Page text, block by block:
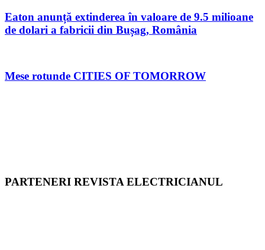
Eaton anunță extinderea în valoare de 9.5 milioane
de dolari a fabricii din Bușag, România
Mese rotunde CITIES OF TOMORROW
PARTENERI REVISTA ELECTRICIANUL